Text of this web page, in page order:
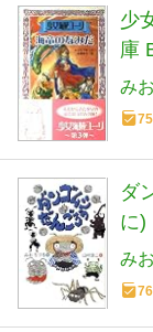
少
庫
み
75
ダ
に)
み
76